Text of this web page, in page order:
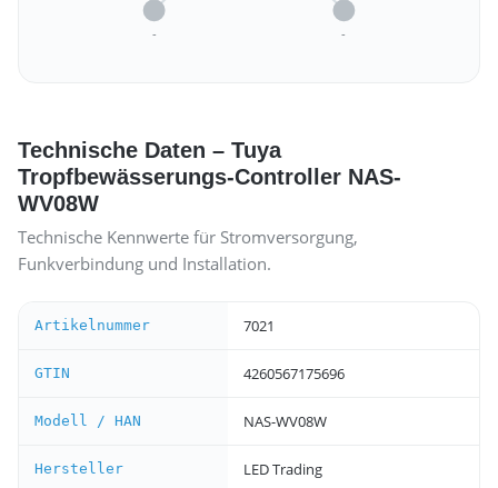
- -
Technische Daten – Tuya
Tropfbewässerungs-Controller NAS-
WV08W
Technische Kennwerte für Stromversorgung,
Funkverbindung und Installation.
Artikelnummer 7021
GTIN 4260567175696
Modell / HAN NAS-WV08W
Hersteller LED Trading